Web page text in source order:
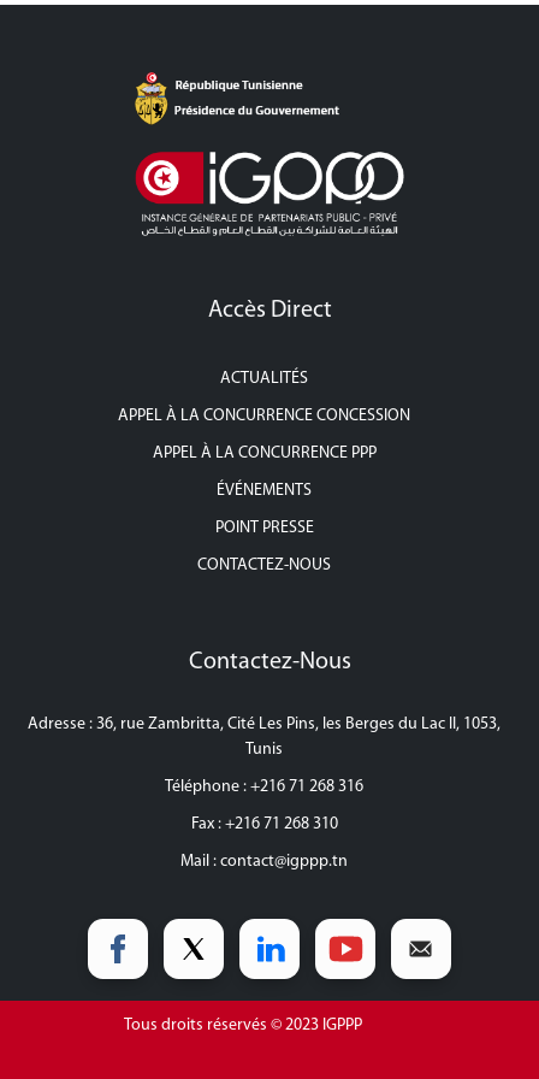
Accès Direct
ACTUALITÉS
APPEL À LA CONCURRENCE CONCESSION
APPEL À LA CONCURRENCE PPP
ÉVÉNEMENTS
POINT PRESSE
CONTACTEZ-NOUS
Contactez-Nous
Adresse : 36, rue Zambritta, Cité Les Pins, les Berges du Lac II, 1053,
Tunis
Téléphone : +216 71 268 316
Fax : +216 71 268 310
Mail :contact@igppp.tn
Tous droits réservés © 2023 IGPPP